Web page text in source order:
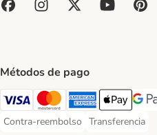
Métodos de pago
Visa Payment Method
Mastercard Payment Method
American Express
Apple Pay
Contra-reembolso
Contra-reembolso Payment Method
Transferencia
Transferencia